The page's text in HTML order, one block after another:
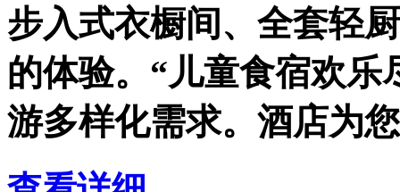
步入式衣橱间、全套轻
的体验。“儿童食宿欢乐
游多样化需求。酒店为